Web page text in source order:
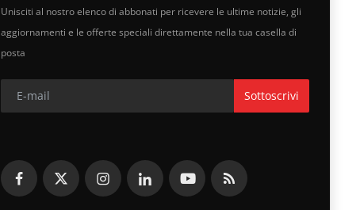
Unisciti al nostro elenco di abbonati per ricevere le ultime notizie, gli
aggiornamenti e le offerte speciali direttamente nella tua casella di
posta
Sottoscrivi